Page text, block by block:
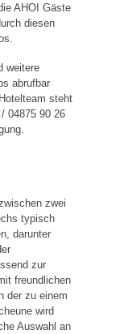
AHOI Gäste
diesen
weitere
abrufbar
steht
04875 90 26
zwei
typisch
darunter
zur
freundlichen
der zu einem
wird
Auswahl an